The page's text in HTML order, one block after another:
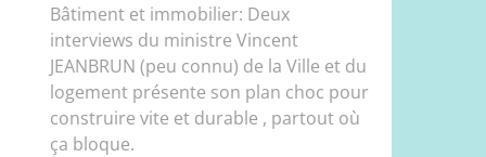
Bâtiment et immobilier: Deux
interviews du ministre Vincent
JEANBRUN (peu connu) de la Ville et du
logement présente son plan choc pour
construire vite et durable , partout où
ça bloque.